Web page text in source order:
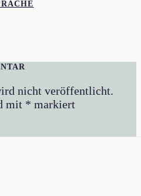
nicht veröffentlicht.
mit * markiert